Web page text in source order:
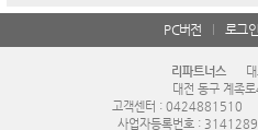
PC버전 로그인
리파트너스
대전 동구 계족
고객센터 : 0424881510
사업자등록번호 :